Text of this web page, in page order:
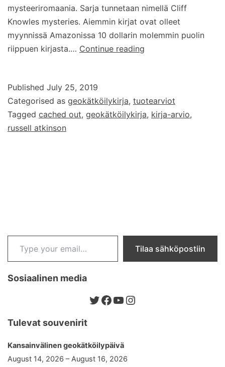
mysteeriromaania. Sarja tunnetaan nimellä Cliff
Knowles mysteries. Aiemmin kirjat ovat olleet
myynnissä Amazonissa 10 dollarin molemmin puolin
riippuen kirjasta.… Continue reading
ja
geokätköilyä
Published July 25, 2019
Categorised as geokätköilykirja, tuotearviot
Tagged cached out, geokätköilykirja, kirja-arvio,
russell atkinson
Type your email…
Tilaa sähköpostiin
Sosiaalinen media
Twitter
Facebook
YouTube
Instagram
Tulevat souvenirit
Kansainvälinen geokätköilypäivä
August 14, 2026 – August 16, 2026